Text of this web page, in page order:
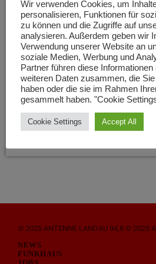
DÖRRENBACH
Der Ortsbürgermeister
Dörrenbach ist
Der Ortsbürgermeister von
zurückgetreten. Das teilt die
Verbandsgemeinde gegenüber der
Gründe für den Rücktritt sind aktuell
today 21. OKTOBER 2022 104
© 2025 ANTENNE LANDAU 94,8 © 2025
NEWS
FUNKHAUS
Wir verwenden Cookies, um
personalisieren, Funktionen für
zu können und die Zugriffe auf
analysieren. Außerdem geben wir
Verwendung unserer Website an
soziale Medien, Werbung und
Partner führen diese
weiteren Daten zusammen, die
haben oder die sie im Rahmen
gesammelt haben. "Cookie
Cookie Settings Accept All